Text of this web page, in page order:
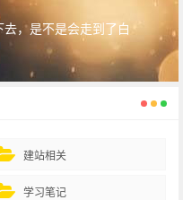
，是不是会走到了白
建站相关
学习笔记